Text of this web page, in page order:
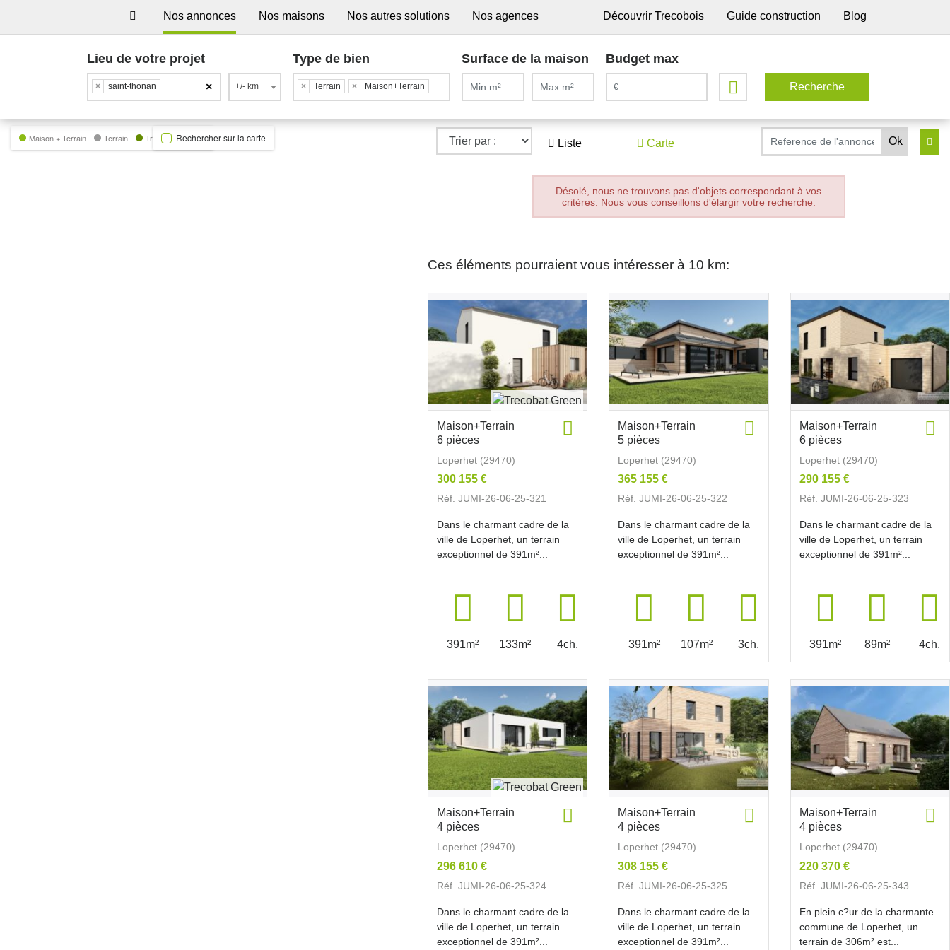
Nos annonces Nos maisons Nos autres solutions Nos agences Découvrir Trecobois Guide construction Blog
Lieu de votre projet
×
× saint-thonan +/- km
Type de bien
× Terrain × Maison+Terrain
Surface de la maison Budget max
Liste Carte
Maison + Terrain Terrain Trecobat GreenRechercher sur la carte
Désolé, nous ne trouvons pas d'objets correspondant à vos
critères. Nous vous conseillons d'élargir votre recherche.
Ces éléments pourraient vous intéresser à 10 km:
Maison+Terrain
6 pièces
Loperhet (29470)
300 155 €
Réf. JUMI-26-06-25-321
Dans le charmant cadre de la
ville de Loperhet, un terrain
exceptionnel de 391m²...
391m² 133m² 4ch.
Maison+Terrain
5 pièces
Loperhet (29470)
365 155 €
Réf. JUMI-26-06-25-322
Dans le charmant cadre de la
ville de Loperhet, un terrain
exceptionnel de 391m²...
391m² 107m² 3ch.
Maison+Terrain
6 pièces
Loperhet (29470)
290 155 €
Réf. JUMI-26-06-25-323
Dans le charmant cadre de la
ville de Loperhet, un terrain
exceptionnel de 391m²...
391m² 89m² 4ch.
Maison+Terrain
4 pièces
Loperhet (29470)
296 610 €
Réf. JUMI-26-06-25-324
Dans le charmant cadre de la
ville de Loperhet, un terrain
exceptionnel de 391m²...
Maison+Terrain
4 pièces
Loperhet (29470)
308 155 €
Réf. JUMI-26-06-25-325
Dans le charmant cadre de la
ville de Loperhet, un terrain
exceptionnel de 391m²...
Maison+Terrain
4 pièces
Loperhet (29470)
220 370 €
Réf. JUMI-26-06-25-343
En plein c?ur de la charmante
commune de Loperhet, un
terrain de 306m² est...